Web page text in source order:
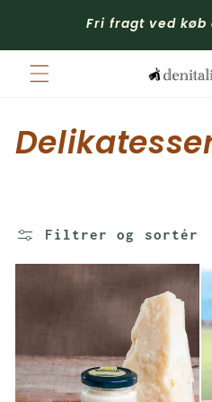
indholdFri fragt ved køb
K
l
l
t
Filtrer og sortér